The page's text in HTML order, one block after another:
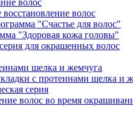
волос
волос
"Счастье для волос"
"Здоровая кожа головы"
для окрашенных волос
шелка и жемчуга
с протеинами шелка и
серия
волос во время